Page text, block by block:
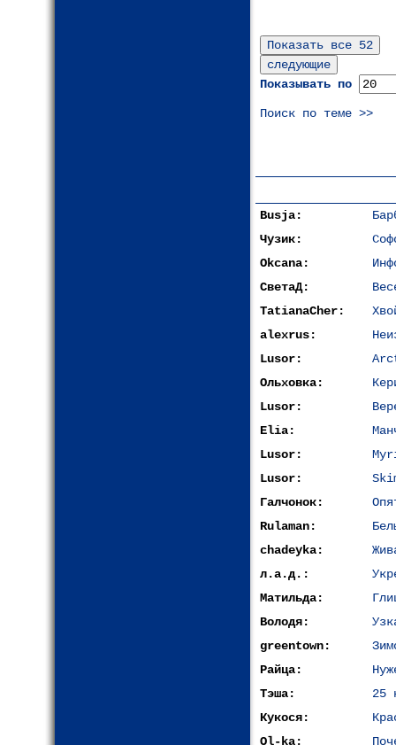
Показывать по
Поиск по теме >>
Busja:
Чузик:
Okcana:
СветаД:
TatianaCher:
alexrus:
Lusor:
Ольховка:
Lusor:
Elia:
Lusor:
Lusor:
Галчонок:
Rulaman:
chadeyka:
л.а.д.:
Матильда:
Володя:
greentown:
Райца:
Тэша:
25
Кукося:
Ol-ka: